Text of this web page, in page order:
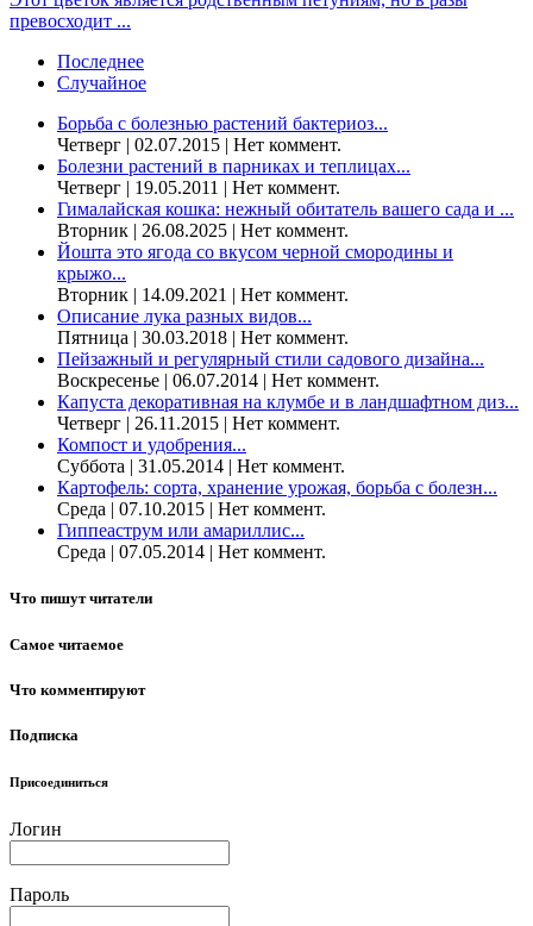
превосходит ...
Последнее
Случайное
Борьба с болезнью растений бактериоз...
Четверг | 02.07.2015 | Нет коммент.
Болезни растений в парниках и теплицах...
Четверг | 19.05.2011 | Нет коммент.
Гималайская кошка: нежный обитатель вашего сада и ...
Вторник | 26.08.2025 | Нет коммент.
Йошта это ягода со вкусом черной смородины и
крыжо...
Вторник | 14.09.2021 | Нет коммент.
Описание лука разных видов...
Пятница | 30.03.2018 | Нет коммент.
Пейзажный и регулярный стили садового дизайна...
Воскресенье | 06.07.2014 | Нет коммент.
Капуста декоративная на клумбе и в ландшафтном диз...
Четверг | 26.11.2015 | Нет коммент.
Компост и удобрения...
Суббота | 31.05.2014 | Нет коммент.
Картофель: сорта, хранение урожая, борьба с болезн...
Среда | 07.10.2015 | Нет коммент.
Гиппеаструм или амариллис...
Среда | 07.05.2014 | Нет коммент.
Что пишут читатели
Самое читаемое
Что комментируют
Подписка
Присоединиться
Логин
Пароль